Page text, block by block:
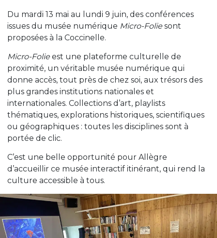
Du mardi 13 mai au lundi 9 juin, des conférences
issues du musée numérique Micro-Foliesont
proposées à la Coccinelle.
Micro-Folieest une plateforme culturelle de
proximité, un véritable musée numérique qui
donne accès, tout près de chez soi, aux trésors des
plus grandes institutions nationales et
internationales. Collections d’art, playlists
thématiques, explorations historiques, scientifiques
ou géographiques : toutes les disciplines sont à
portée de clic.
C’est une belle opportunité pour Allègre
d’accueillir ce musée interactif itinérant, qui rend la
culture accessible à tous.